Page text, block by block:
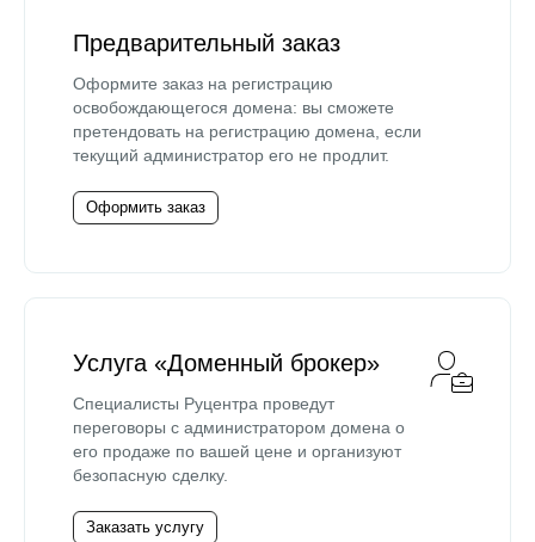
Предварительный заказ
Оформите заказ на регистрацию
освобождающегося домена: вы сможете
претендовать на регистрацию домена, если
текущий администратор его не продлит.
Оформить заказ
Услуга «Доменный брокер»
Специалисты Руцентра проведут
переговоры с администратором домена о
его продаже по вашей цене и организуют
безопасную сделку.
Заказать услугу